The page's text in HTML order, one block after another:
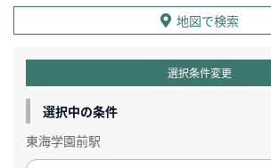
地図で検索
選択条件変更
選択中の条件
東海学園前駅